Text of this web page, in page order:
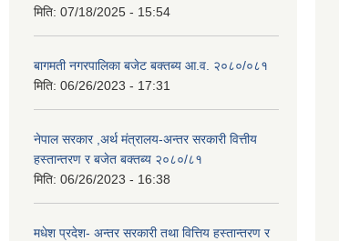
मिति: 07/18/2025 - 15:54
बागमती नगरपालिका बजेट बक्तब्य आ.व. २०८०/०८१
मिति: 06/26/2023 - 17:31
नेपाल सरकार ,अर्थ मंत्रालय-अन्तर सरकारी वित्तीय
हस्तान्तरण र बजेत बक्तब्य २०८०/८१
मिति: 06/26/2023 - 16:38
मधेश प्रदेश- अन्तर सरकारी तथा वित्तिय हस्तान्तरण र